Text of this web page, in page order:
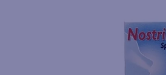
4.
5.